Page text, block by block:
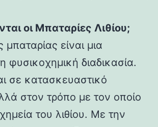
οι Μπαταρίες Λιθίου;
είναι μια
φυσικοχημική διαδικασία.
σε κατασκευαστικό
στον τρόπο με τον οποίο
του λιθίου. Με την